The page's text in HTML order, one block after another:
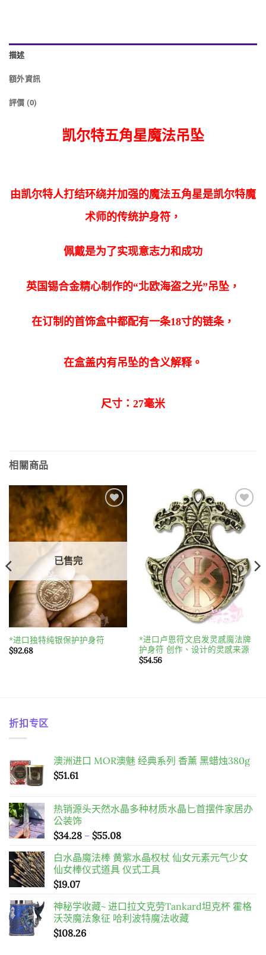
描述
額外資訊
評價 (0)
凯尔特五角星魔法吊坠
由凯尔特人打结环绕并加强的魔法五角星是凯尔特魔
术师的传统护身符，
佩戴是为了实现意志力和成功
英国锡合金精心制作的“北欧海盗之光”吊坠，
在订制的首饰盒中都配有一条18寸的链条，
在盒盖内有吊坠的含义解释。
尺寸：27毫米
相關商品
Add to
wishlist
已售完
*进口独特纯银保护护身符
$92.68
Add to
wishlist
*进口卢恩符文启发灵感魔法牌
护身符 创作、设计的灵感来源
$54.56
折扣专区
澳洲进口 MOR澳魅 经典系列 香薰 黑蜡烛380g
$51.61
热销源头天然水晶多种材质水晶匕首摆件家居办
公装饰
$34.28 – $55.08價
範
圍：
$55.08
白水晶魔法棒 黄紫水晶权杖 仙女元素元气少女
仙女棒仪式道具 仪式工具
$19.07
神秘学收藏~ 进口拉文克劳Tankard坦克杯 霍格
沃茨魔法象征 哈利波特魔法收藏
$108.26